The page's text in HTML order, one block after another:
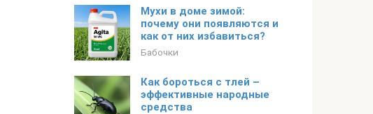
Мухи в доме зимой:
почему они появляются и
как от них избавиться?
Бабочки
Как бороться с тлей –
эффективные народные
средства